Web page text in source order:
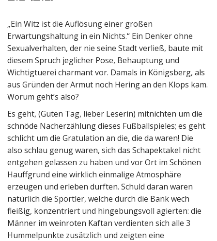
„Ein Witz ist die Auflösung einer großen
Erwartungshaltung in ein Nichts.“ Ein Denker ohne
Sexualverhalten, der nie seine Stadt verließ, baute mit
diesem Spruch jeglicher Pose, Behauptung und
Wichtigtuerei charmant vor. Damals in Königsberg, als
aus Gründen der Armut noch Hering an den Klops kam.
Worum geht’s also?
Es geht, (Guten Tag, lieber Leserin) mitnichten um die
schnöde Nacherzählung dieses Fußballspieles; es geht
schlicht um die Gratulation an die, die da waren! Die
also schlau genug waren, sich das Schapektakel nicht
entgehen gelassen zu haben und vor Ort im Schönen
Hauffgrund eine wirklich einmalige Atmosphäre
erzeugen und erleben durften. Schuld daran waren
natürlich die Sportler, welche durch die Bank wech
fleißig, konzentriert und hingebungsvoll agierten: die
Männer im weinroten Kaftan verdienten sich alle 3
Hummelpunkte zusätzlich und zeigten eine